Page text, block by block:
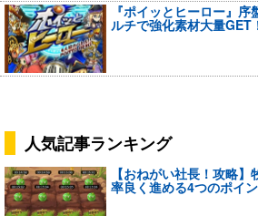
『ポイッとヒーロー』
ルチで強化素材大量GET
人気記事ランキング
【おねがい社長！攻略
率良く進める4つのポイ